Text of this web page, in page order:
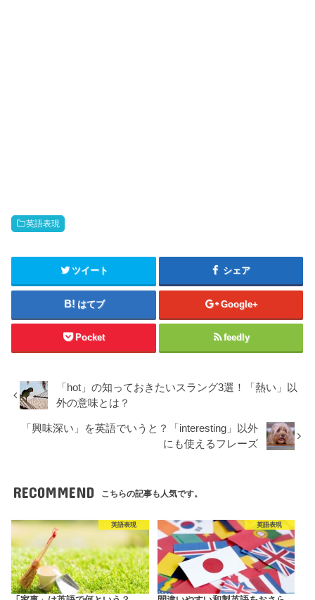
英語表現
ツイート シェア
はてブ Google+
Pocket feedly
「hot」の知っておきたいスラング3選！「熱い」以
外の意味とは？
「興味深い」を英語でいうと？「interesting」以外
にも使えるフレーズ
RECOMMEND こちらの記事も人気です。
英語表現 英語表現